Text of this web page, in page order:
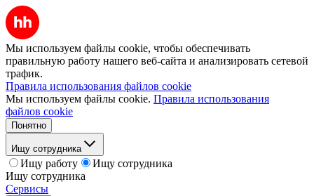
Мы используем файлы cookie, чтобы обеспечивать
правильную работу нашего веб-сайта и анализировать сетевой
трафик.
Правила использования файлов cookie
Мы используем файлы cookie. Правила использования
файлов cookie
Понятно
Ищу сотрудника
Ищу работу
Ищу сотрудника
Ищу сотрудника
Сервисы